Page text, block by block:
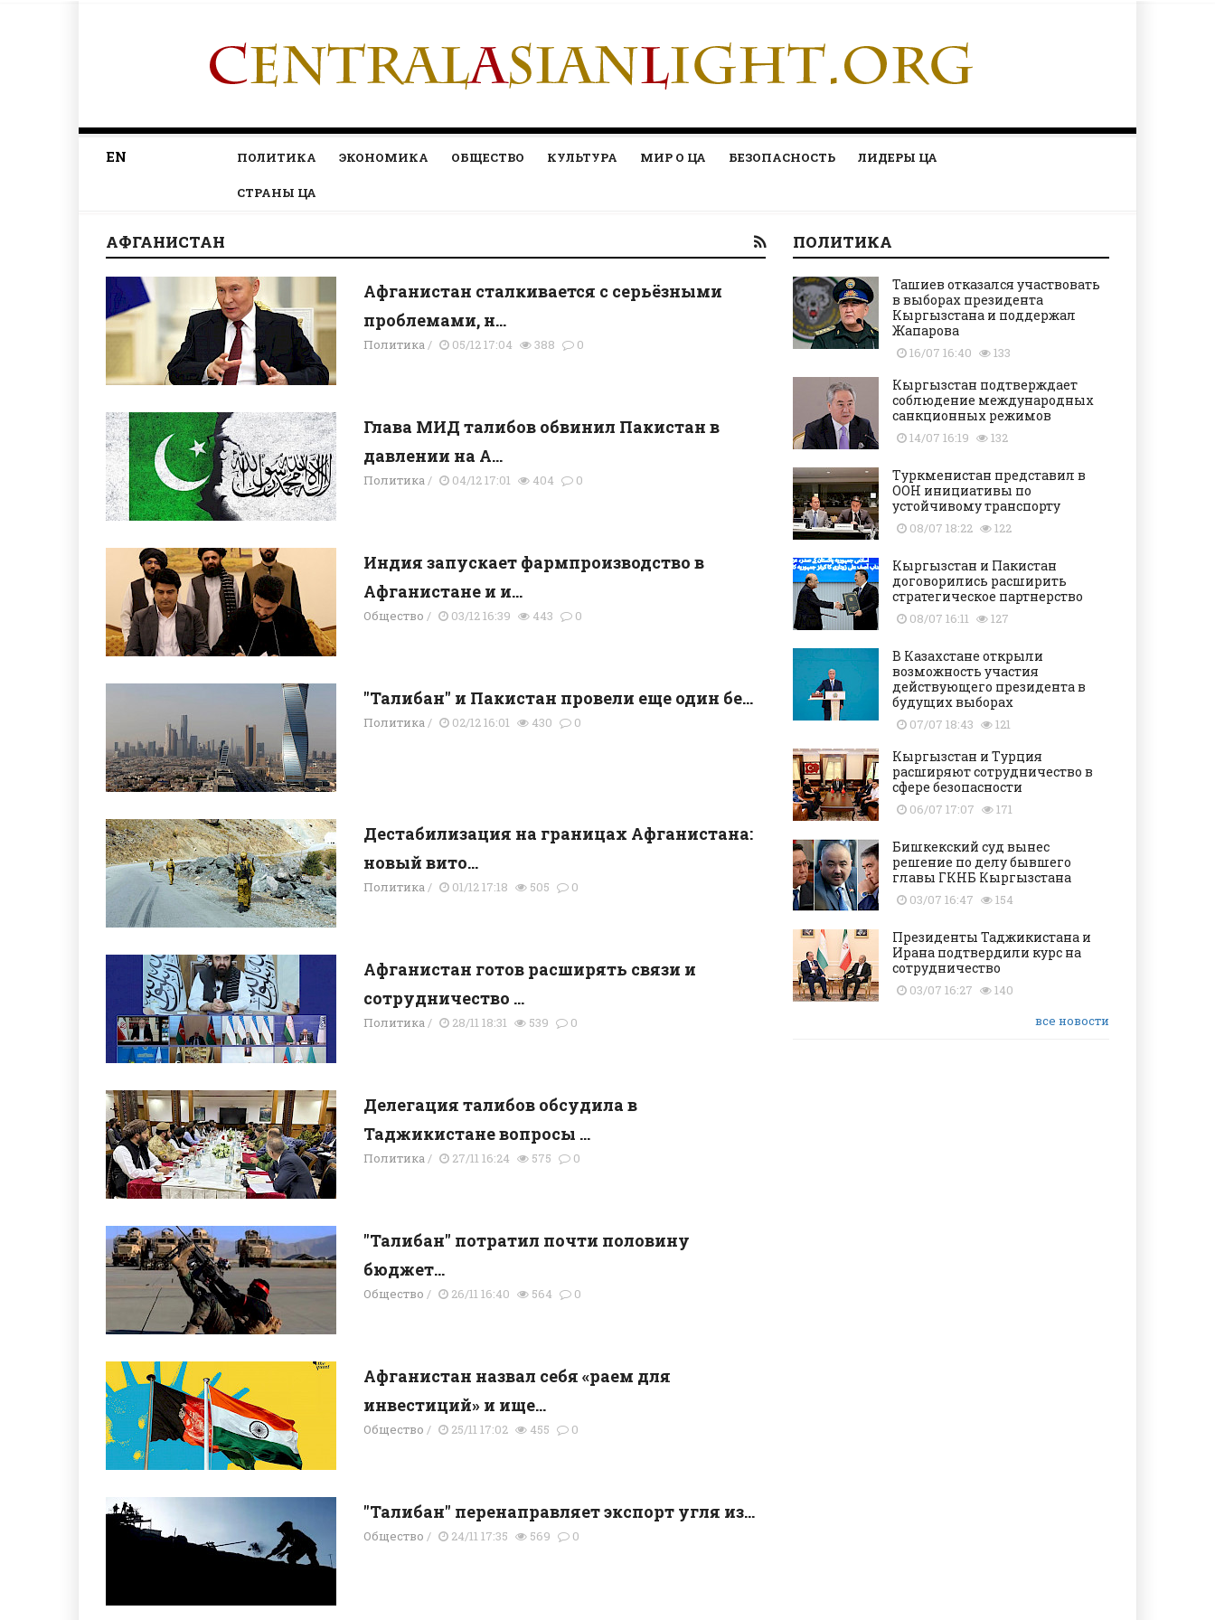
EN ПОЛИТИКА ЭКОНОМИКА ОБЩЕСТВО КУЛЬТУРА МИР О ЦА БЕЗОПАСНОСТЬ ЛИДЕРЫ ЦА
СТРАНЫ ЦА
АФГАНИСТАН
Афганистан сталкивается с серьёзными
проблемами, н...
Политика/ 05/12 17:04 388 0
Глава МИД талибов обвинил Пакистан в
давлении на А...
Политика/ 04/12 17:01 404 0
Индия запускает фармпроизводство в
Афганистане и и...
Общество / 03/12 16:39 443 0
"Талибан" и Пакистан провели еще один бе...
Политика/ 02/12 16:01 430 0
Дестабилизация на границах Афганистана:
новый вито...
Политика/ 01/12 17:18 505 0
Афганистан готов расширять связи и
сотрудничество ...
Политика/ 28/11 18:31 539 0
Делегация талибов обсудила в
Таджикистане вопросы ...
Политика/ 27/11 16:24 575 0
"Талибан" потратил почти половину
бюджет...
Общество / 26/11 16:40 564 0
Афганистан назвал себя «раем для
инвестиций» и ище...
Общество / 25/11 17:02 455 0
"Талибан" перенаправляет экспорт угля из...
Общество / 24/11 17:35 569 0
ПОЛИТИКА
Ташиев отказался участвовать
в выборах президента
Кыргызстана и поддержал
Жапарова
16/07 16:40 133
Кыргызстан подтверждает
соблюдение международных
санкционных режимов
14/07 16:19 132
Туркменистан представил в
ООН инициативы по
устойчивому транспорту
08/07 18:22 122
Кыргызстан и Пакистан
договорились расширить
стратегическое партнерство
08/07 16:11 127
В Казахстане открыли
возможность участия
действующего президента в
будущих выборах
07/07 18:43 121
Кыргызстан и Турция
расширяют сотрудничество в
сфере безопасности
06/07 17:07 171
Бишкекский суд вынес
решение по делу бывшего
главы ГКНБ Кыргызстана
03/07 16:47 154
Президенты Таджикистана и
Ирана подтвердили курс на
сотрудничество
03/07 16:27
140
все новости